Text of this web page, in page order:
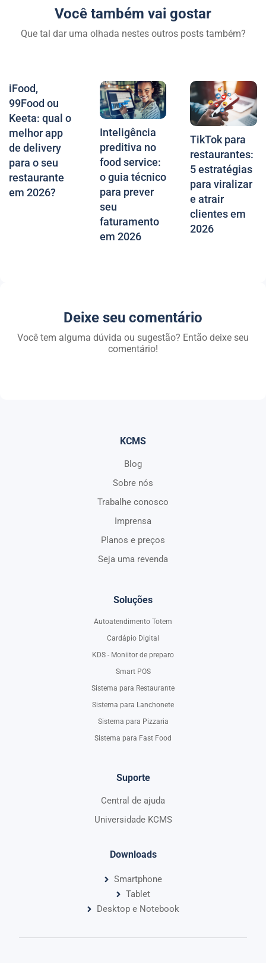
Você também vai gostar
Que tal dar uma olhada nestes outros posts também?
iFood,
99Food ou
Keeta: qual o
melhor app
de delivery
para o seu
restaurante
em 2026?
Inteligência
preditiva no
food service:
o guia técnico
para prever
seu
faturamento
em 2026
TikTok para
restaurantes:
5 estratégias
para viralizar
e atrair
clientes em
2026
Deixe seu comentário
Você tem alguma dúvida ou sugestão? Então deixe seu
comentário!
KCMS
Blog
Sobre nós
Trabalhe conosco
Imprensa
Planos e preços
Seja uma revenda
Soluções
Autoatendimento Totem
Cardápio Digital
KDS - Moniitor de preparo
Smart POS
Sistema para Restaurante
Sistema para Lanchonete
Sistema para Pizzaria
Sistema para Fast Food
Suporte
Central de ajuda
Universidade KCMS
Downloads
Smartphone
Tablet
Desktop e Notebook